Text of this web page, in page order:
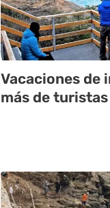
Vacaciones de
más de turistas